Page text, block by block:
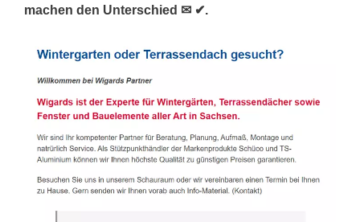
machen den Unterschied ✉ ✔.